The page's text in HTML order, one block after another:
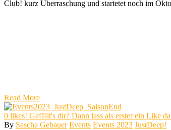
Club! kurz Überraschung und startetet noch im
Read More
0 likes! Gefällt's dir? Dann lass als erster ein Like
By Sascha Gebauer Events Events 2023 JustDeep!